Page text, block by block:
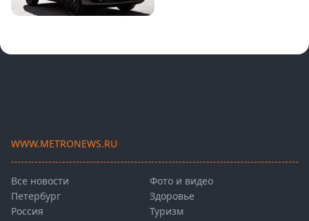
WWW.METRONEWS.RU
Все новости
Петербург
Россия
Фото и видео
Здоровье
Туризм